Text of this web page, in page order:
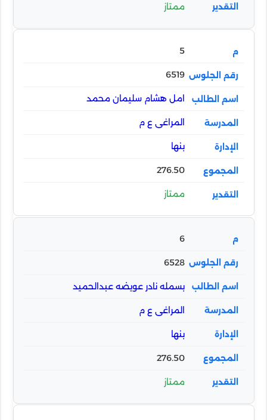
ممتاز
5
6519
امل هشام سليمان محمد
المراغى ع م
بنها
276.50
ممتاز
6
6528
بسمله نادر عويضه عبدالحميد
المراغى ع م
بنها
276.50
ممتاز